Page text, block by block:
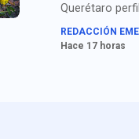
Querétaro
Santiago
Astudillo
REDACCIÓN
Hace 17 horas